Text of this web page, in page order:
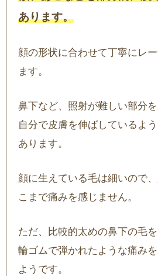
あります。
顔の形状に合わせて丁寧にレ
ます。
鼻下など、照射が難しい部分を
自分で皮膚を伸ばしているよ
あります。
顔に生えている毛は細いので
こまで痛みを感じません。
ただ、比較的太めの鼻下の毛を
輪ゴムで弾かれたような痛み
ようです。